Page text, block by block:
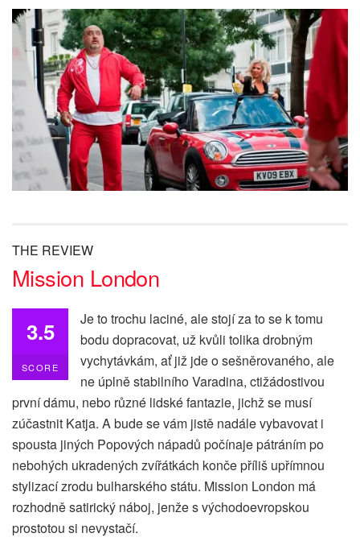
THE REVIEW
Mission London
3.5
SCORE
Je to trochu laciné, ale stojí za to se k tomu
bodu dopracovat, už kvůli tolika drobným
vychytávkám, ať již jde o sešněrovaného, ale
ne úplně stabilního Varadina, ctižádostivou
první dámu, nebo různé lidské fantazie, jichž se musí
zúčastnit Katja. A bude se vám jistě nadále vybavovat i
spousta jiných Popových nápadů počínaje pátráním po
nebohých ukradených zvířátkách konče příliš upřímnou
stylizací zrodu bulharského státu. Mission London má
rozhodně satirický náboj, jenže s východoevropskou
prostotou si nevystačí.